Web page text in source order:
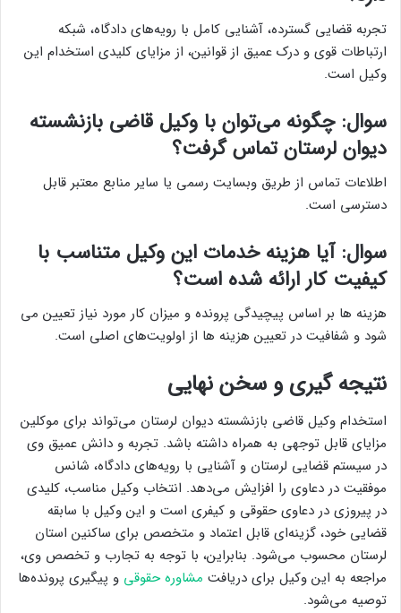
تجربه قضایی گسترده، آشنایی کامل با رویه‌های دادگاه، شبکه
ارتباطات قوی و درک عمیق از قوانین، از مزایای کلیدی استخدام این
وکیل است.
سوال: چگونه می‌توان با وکیل قاضی بازنشسته
دیوان لرستان تماس گرفت؟
اطلاعات تماس از طریق وبسایت رسمی یا سایر منابع معتبر قابل
دسترسی است.
سوال: آیا هزینه خدمات این وکیل متناسب با
کیفیت کار ارائه شده است؟
هزینه ها بر اساس پیچیدگی پرونده و میزان کار مورد نیاز تعیین می
شود و شفافیت در تعیین هزینه ها از اولویت‌های اصلی است.
نتیجه گیری و سخن نهایی
استخدام وکیل قاضی بازنشسته دیوان لرستان می‌تواند برای موکلین
مزایای قابل توجهی به همراه داشته باشد. تجربه و دانش عمیق وی
در سیستم قضایی لرستان و آشنایی با رویه‌های دادگاه، شانس
موفقیت در دعاوی را افزایش می‌دهد. انتخاب وکیل مناسب، کلیدی
در پیروزی در دعاوی حقوقی و کیفری است و این وکیل با سابقه
قضایی خود، گزینه‌ای قابل اعتماد و متخصص برای ساکنین استان
لرستان محسوب می‌شود. بنابراین، با توجه به تجارب و تخصص وی،
مراجعه به این وکیل برای دریافت مشاوره حقوقی و پیگیری پرونده‌ها
توصیه می‌شود.